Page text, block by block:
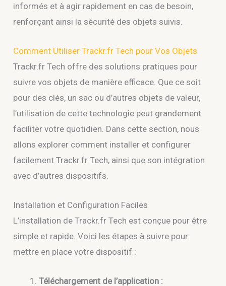
informés et à agir rapidement en cas de besoin,
renforçant ainsi la sécurité des objets suivis.
Comment Utiliser Trackr.fr Tech pour Vos Objets
Trackr.fr Tech offre des solutions pratiques pour
suivre vos objets de manière efficace. Que ce soit
pour des clés, un sac ou d’autres objets de valeur,
l’utilisation de cette technologie peut grandement
faciliter votre quotidien. Dans cette section, nous
allons explorer comment installer et configurer
facilement Trackr.fr Tech, ainsi que son intégration
avec d’autres dispositifs.
Installation et Configuration Faciles
L’installation de Trackr.fr Tech est conçue pour être
simple et rapide. Voici les étapes à suivre pour
mettre en place votre dispositif :
Téléchargement de l’application :